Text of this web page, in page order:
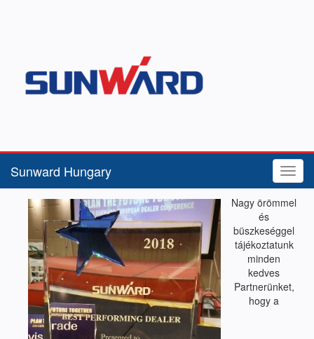
Menü
Sunward Hungary
Nagy örömmel
és
büszkeséggel
tájékoztatunk
minden
kedves
Partnerünket,
hogy a